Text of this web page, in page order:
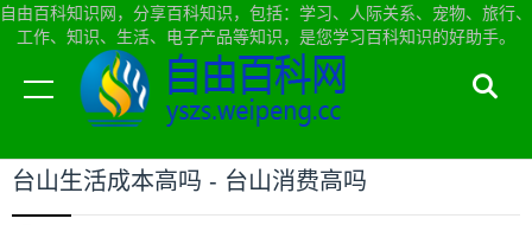
自由百科知识网，分享百科知识，包括：学习、人际关系、宠物、旅行、
工作、知识、生活、电子产品等知识，是您学习百科知识的好助手。
当前位置：自由百科知识网首页>生活
台山生活成本高吗 - 台山消费高吗